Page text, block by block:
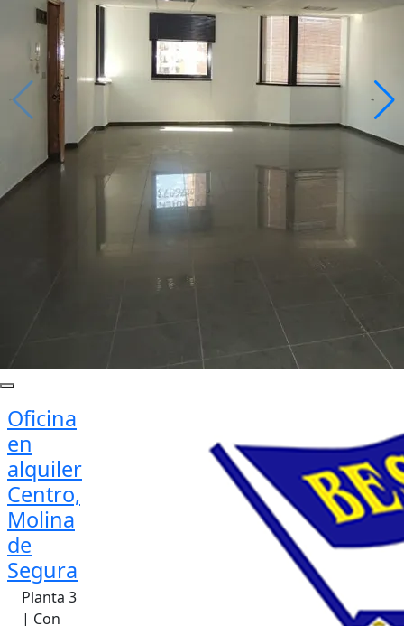
Oficina
en
alquiler
Centro,
Molina
de
Segura
Planta 3
| Con